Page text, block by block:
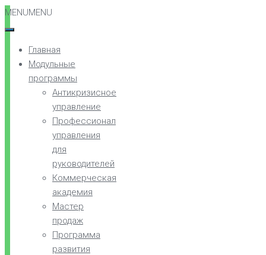
MENUMENU
Главная
Модульные
программы
Антикризисное
управление
Профессионал
управления
для
руководителей
Коммерческая
академия
Мастер
продаж
Программа
развития